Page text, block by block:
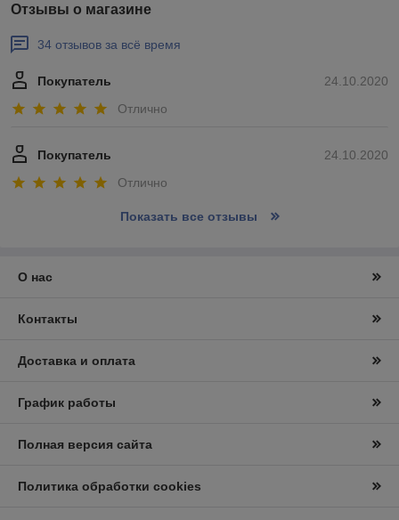
Отзывы о магазине
34 отзывов за всё время
24.10.2020
Покупатель
Отлично
24.10.2020
Покупатель
Отлично
Показать все отзывы
О нас
Контакты
Доставка и оплата
График работы
Полная версия сайта
Политика обработки cookies